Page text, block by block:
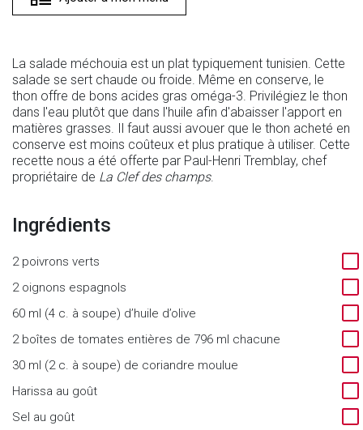
La salade méchouia est un plat typiquement tunisien. Cette
salade se sert chaude ou froide. Même en conserve, le
thon offre de bons acides gras oméga-3. Privilégiez le thon
dans l'eau plutôt que dans l'huile afin d'abaisser l'apport en
matières grasses. Il faut aussi avouer que le thon acheté en
conserve est moins coûteux et plus pratique à utiliser. Cette
recette nous a été offerte par Paul-Henri Tremblay, chef
propriétaire de La Clef des champs.
Ingrédients
2 poivrons verts
2 oignons espagnols
60 ml (4 c. à soupe) d’huile d’olive
2 boîtes de tomates entières de 796 ml chacune
30 ml (2 c. à soupe) de coriandre moulue
Harissa au goût
Sel au goût